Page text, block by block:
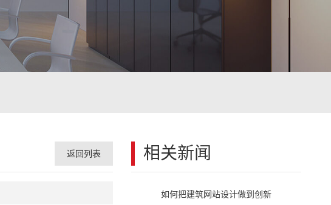
相关新闻
如何把建筑网站设计做到创新
返回列表